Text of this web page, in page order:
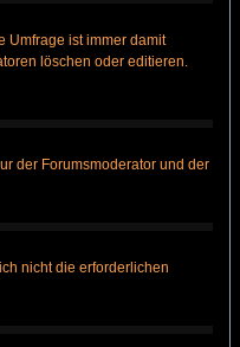
Umfrage ist immer damit
löschen oder editieren.
der Forumsmoderator und der
nicht die erforderlichen